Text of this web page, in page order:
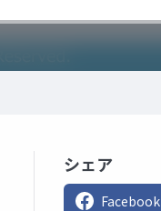
シェア
Facebook